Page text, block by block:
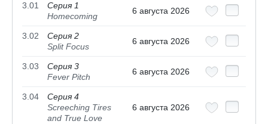
3.01
Серия 1
Homecoming
6 августа 2026
3.02
Серия 2
Split Focus
6 августа 2026
3.03
Серия 3
Fever Pitch
6 августа 2026
3.04
Серия 4
Screeching Tires
and True Love
6 августа 2026